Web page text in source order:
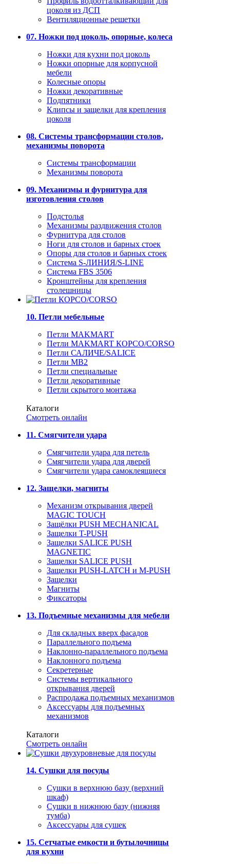
цоколя из ДСП
Вентиляционные решетки
07. Ножки под цоколь, опорные, колеса
Ножки для кухни под цоколь
Ножки опорные для корпусной
мебели
Колесные опоры
Ножки декоративные
Подпятники
Клипсы и защелки для крепления
цоколя
08. Системы трансформации столов,
механизмы поворота
Системы трансформации
Механизмы поворота
09. Механизмы и фурнитура для
изготовления столов
Подстолья
Механизмы раздвижения столов
Фурнитура для столов
Ноги для столов и барных стоек
Опоры для столов и барных стоек
Система S-ЛИНИЯ/S-LINE
Система FBS 3506
Кронштейны для крепления
столешницы
10. Петли мебельные
Петли MAKMART
Петли MAKMART КОРСО/CORSO
Петли САЛИЧЕ/SALICE
Петли MB2
Петли специальные
Петли декоративные
Петли скрытого монтажа
Каталоги
Смотреть онлайн
11. Смягчители удара
Смягчители удара для петель
Смягчители удара для дверей
Cмягчители удара самоклеящиеся
12. Защелки, магниты
Механизм открывания дверей
MAGIC TOUCH
Защёлки PUSH MECHANICAL
Защелки T-PUSH
Защелки SALICE PUSH
MAGNETIC
Защелки SALICE PUSH
Защелки PUSH-LATCH и M-PUSH
Защелки
Магниты
Фиксаторы
13. Подъемные механизмы для мебели
Для складных вверх фасадов
Параллельного подъема
Наклонно-параллельного подъема
Наклонного подъема
Секретерные
Системы вертикального
открывания дверей
Распродажа подъемных механизмов
Аксессуары для подъемных
механизмов
Каталоги
Смотреть онлайн
14. Сушки для посуды
Сушки в верхнюю базу (верхний
шкаф)
Сушки в нижнюю базу (нижняя
тумба)
Аксессуары для сушек
15. Сетчатые емкости и бутылочницы
для кухни